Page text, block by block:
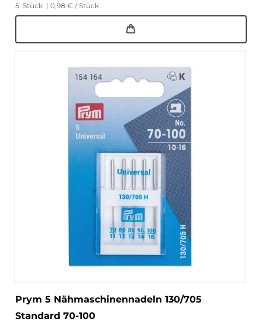
5 Stück | 0,98 € / Stück
Prym 5 Nähmaschinennadeln 130/705
Standard 70-100